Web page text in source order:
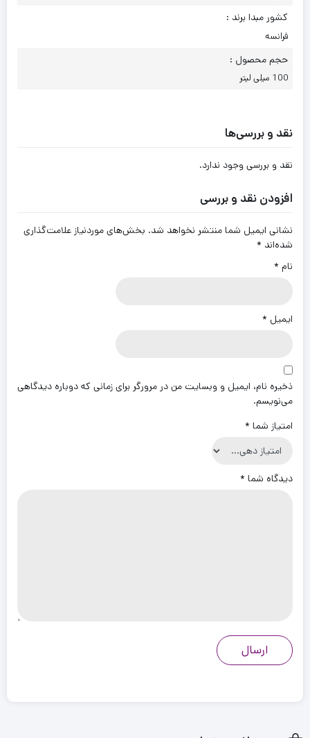
کشور مبدا برند :
فرانسه
حجم محصول :
100 میلی لیتر
نقد و بررسی‌ها
نقد و بررسی وجود ندارد.
افزودن نقد و بررسی
نشانی ایمیل شما منتشر نخواهد شد. بخش‌های موردنیاز علامت‌گذاری
شده‌اند *
نام *
ایمیل *
ذخیره نام، ایمیل و وبسایت من در مرورگر برای زمانی که دوباره دیدگاهی
می‌نویسم.
امتیاز شما *
دیدگاه شما *